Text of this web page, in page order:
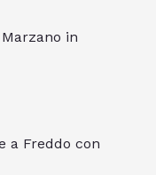
in
a Freddo con